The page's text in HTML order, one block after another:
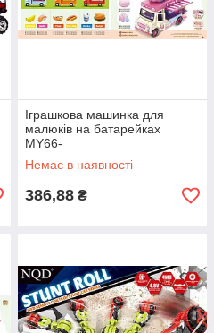
Іграшкова машинка для
малюків на батарейках
MY66-
Q1291/Q1292/Q1293/Q1294 4
види, світло, звук, в кор.
Немає в наявності
386,88 ₴